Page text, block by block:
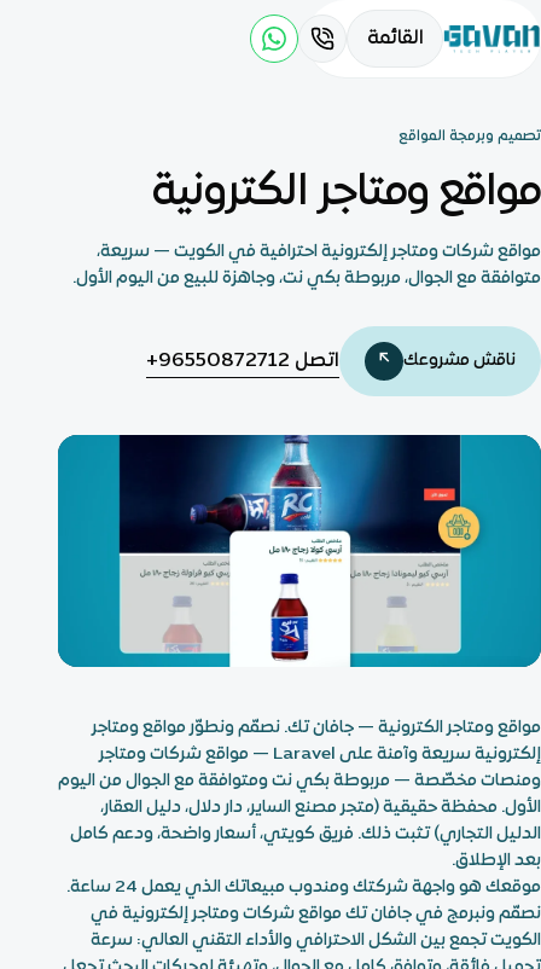
القائمة
تصميم وبرمجة المواقع
مواقع ومتاجر الكترونية
مواقع شركات ومتاجر إلكترونية احترافية في الكويت — سريعة،
متوافقة مع الجوال، مربوطة بكي نت، وجاهزة للبيع من اليوم الأول.
ناقش مشروعك ↗ اتصل +96550872712
مواقع ومتاجر الكترونية — جافان تك. نصمّم ونطوّر مواقع ومتاجر
إلكترونية سريعة وآمنة على Laravel — مواقع شركات ومتاجر
ومنصات مخصّصة — مربوطة بكي نت ومتوافقة مع الجوال من اليوم
الأول. محفظة حقيقية (متجر مصنع الساير، دار دلال، دليل العقار،
الدليل التجاري) تثبت ذلك. فريق كويتي، أسعار واضحة، ودعم كامل
بعد الإطلاق.
موقعك هو واجهة شركتك ومندوب مبيعاتك الذي يعمل 24 ساعة.
نصمّم ونبرمج في جافان تك مواقع شركات ومتاجر إلكترونية في
الكويت تجمع بين الشكل الاحترافي والأداء التقني العالي: سرعة